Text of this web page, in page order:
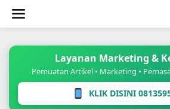
konten
Layanan Marketing &
Pemuatan Artikel • Marketing •
KLIK DISINI